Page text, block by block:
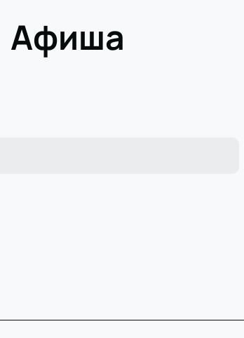
Афиша